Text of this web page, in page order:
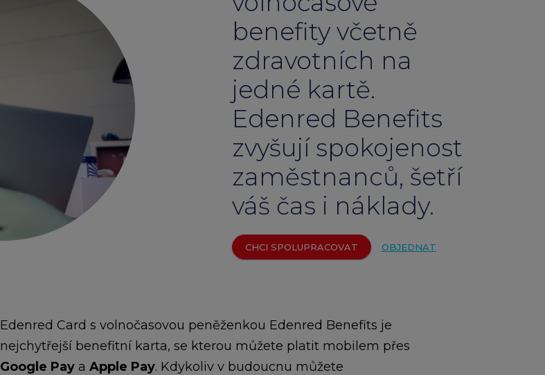
Edenred Benefity Premium
Návod k přihlášení
arrow_forward
benefity včetně
zdravotních na
jedné kartě.
Edenred Benefits
zvyšují spokojenost
zaměstnanců, šetří
váš čas i náklady.
CHCI SPOLUPRACOVAT OBJEDNAT
Edenred Card s volnočasovou peněženkou Edenred Benefits je
nejchytřejší benefitní karta, se kterou můžete platit mobilem přes
Google Pay a Apple Pay. Kdykoliv v budoucnu můžete